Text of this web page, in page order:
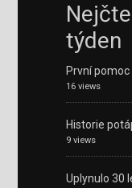
týden
První pomoc
16 views
Historie
9 views
Uplynulo 30